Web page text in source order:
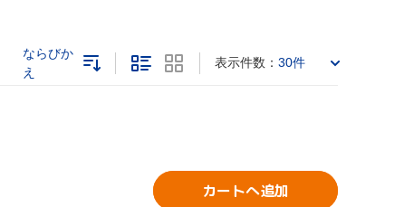
ならびか
え
表示件数： 30件
カートへ追加